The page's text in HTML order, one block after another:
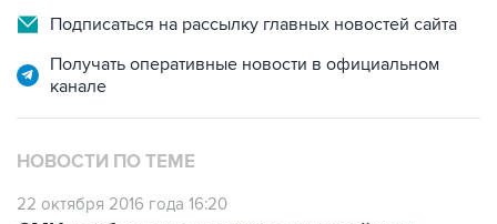
Получать оперативные новости в официальном
НОВОСТИ ПО ТЕМЕ
22 октября 2016 года 16:20
иракским городом Киркуком